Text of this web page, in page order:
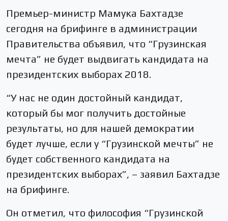
Премьер-министр Мамука Бахтадзе
сегодня на брифинге в администрации
Правительства объявил, что “Грузинская
мечта” не будет выдвигать кандидата на
президентских выборах 2018.
“У нас не один достойный кандидат,
который бы мог получить достойные
результаты, но для нашей демократии
будет лучше, если у “Грузинской мечты” не
будет собственного кандидата на
президентских выборах”, – заявил Бахтадзе
на брифинге.
Он отметил, что философия “Грузинской